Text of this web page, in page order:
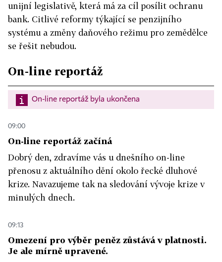
unijní legislativě, která má za cíl posílit ochranu
bank. Citlivé reformy týkající se penzijního
systému a změny daňového režimu pro zemědělce
se řešit nebudou.
On-line reportáž
On-line reportáž byla ukončena
09:00
On-line reportáž začíná
Dobrý den, zdravíme vás u dnešního on-line
přenosu z aktuálního dění okolo řecké dluhové
krize. Navazujeme tak na sledování vývoje krize v
minulých dnech.
09:13
Omezení pro výběr peněz zůstává v platnosti.
Je ale mírně upravené.